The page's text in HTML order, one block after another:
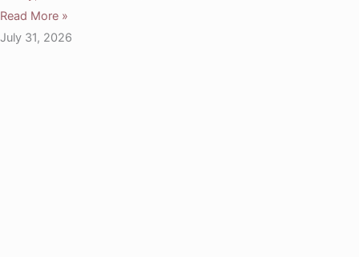
Read More »
July 31, 2026